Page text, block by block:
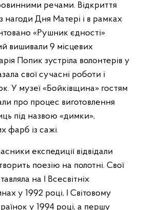
речами. Відкриття
нагоди Дня Матері і в рамках
«Рушник єдності»
вишивали 9 місцевих
Попик зустріла волонтерів у
свої сучасні роботи і
У музеї «Бойківщина» гостям
про процес виготовлення
під назвою «димки»,
фарб із сажі.
експедиції відвідали
поезію на полотні. Свої
на І Всесвітніх
у 1992 році, І Світовому
у 1994 році, а першу